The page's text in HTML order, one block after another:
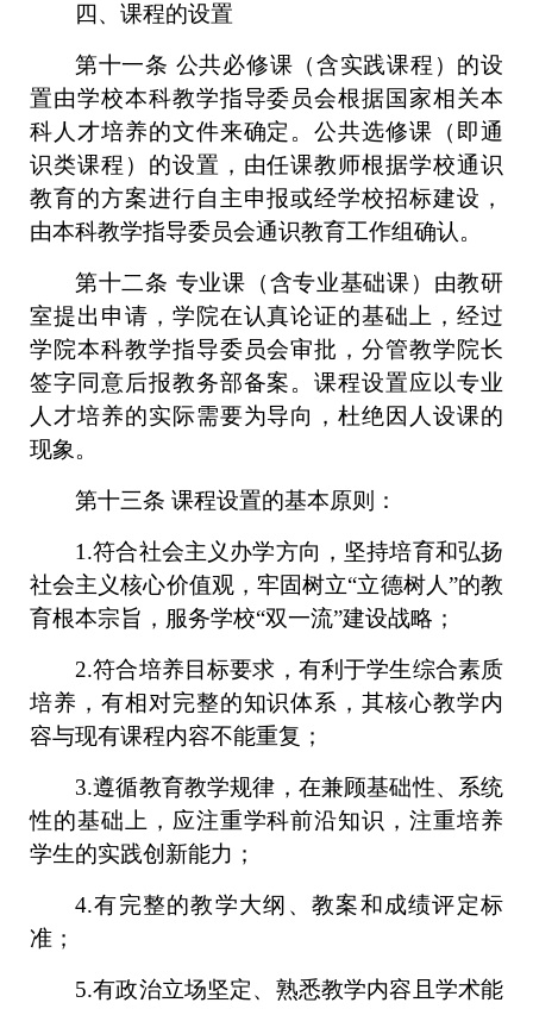
四、课程的设置
第十一条 公共必修课（含实践课程）的设
置由学校本科教学指导委员会根据国家相关本
科人才培养的文件来确定。公共选修课（即通
识类课程）的设置，由任课教师根据学校通识
教育的方案进行自主申报或经学校招标建设，
由本科教学指导委员会通识教育工作组确认。
第十二条 专业课（含专业基础课）由教研
室提出申请，学院在认真论证的基础上，经过
学院本科教学指导委员会审批，分管教学院长
签字同意后报教务部备案。课程设置应以专业
人才培养的实际需要为导向，杜绝因人设课的
现象。
第十三条 课程设置的基本原则：
1.符合社会主义办学方向，坚持培育和弘扬
社会主义核心价值观，牢固树立“立德树人”的教
育根本宗旨，服务学校“双一流”建设战略；
2.符合培养目标要求，有利于学生综合素质
培养，有相对完整的知识体系，其核心教学内
容与现有课程内容不能重复；
3.遵循教育教学规律，在兼顾基础性、系统
性的基础上，应注重学科前沿知识，注重培养
学生的实践创新能力；
4.有完整的教学大纲、教案和成绩评定标
准；
5.有政治立场坚定、熟悉教学内容且学术能